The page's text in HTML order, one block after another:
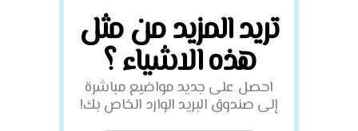
تريد المزيد من مثل
هذه الاشياء ؟
احصل على جديد مواضيع مباشرة
إلى صندوق البريد الوارد الخاص بك!